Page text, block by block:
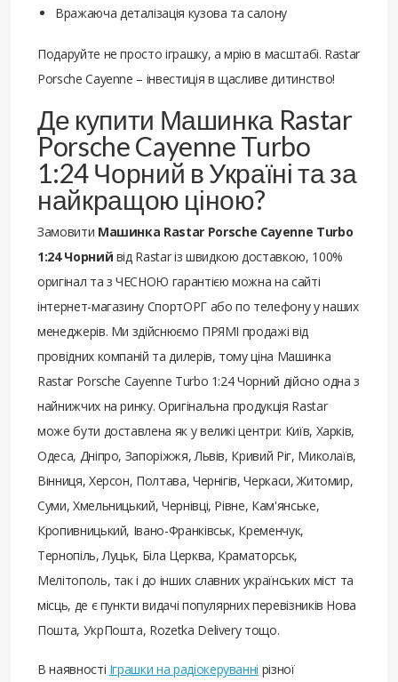
Вражаюча деталізація кузова та салону
Подаруйте не просто іграшку, а мрію в масштабі. Rastar
Porsche Cayenne – інвестиція в щасливе дитинство!
Де купити Машинка Rastar
Porsche Cayenne Turbo
1:24 Чорний в Україні та за
найкращою ціною?
Замовити Машинка Rastar Porsche Cayenne Turbo
1:24 Чорний від Rastar із швидкою доставкою, 100%
оригінал та з ЧЕСНОЮ гарантією можна на сайті
інтернет-магазину СпортОРГ або по телефону у наших
менеджерів. Ми здійснюємо ПРЯМІ продажі від
провідних компаній та дилерів, тому ціна Машинка
Rastar Porsche Cayenne Turbo 1:24 Чорний дійсно одна з
найнижчих на ринку. Оригінальна продукція Rastar
може бути доставлена ​​як у великі центри: Київ, Харків,
Одеса, Дніпро, Запоріжжя, Львів, Кривий Ріг, Миколаїв,
Вінниця, Херсон, Полтава, Чернігів, Черкаси, Житомир,
Суми, Хмельницький, Чернівці, Рівне, Кам'янське,
Кропивницький, Івано-Франківськ, Кременчук,
Тернопіль, Луцьк, Біла Церква, Краматорськ,
Мелітополь, так і до інших славних українських міст та
місць, де є пункти видачі популярних перевізників Нова
Пошта, УкрПошта, Rozetka Delivery тощо.
В наявності Іграшки на радіокеруванні різної